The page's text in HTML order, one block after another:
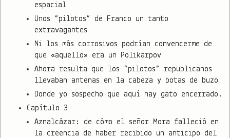
espacial
Unos “pilotos” de Franco un tanto
extravagantes
Ni los más corrosivos podrían convencerme de
que «aquello» era un Polikarpov
Ahora resulta que los “pilotos” republicanos
llevaban antenas en la cabeza y botas de buzo
Donde yo sospecho que aquí hay gato encerrado.
Capítulo 3
Aznalcázar: de cómo el señor Mora falleció en
la creencia de haber recibido un anticipo del